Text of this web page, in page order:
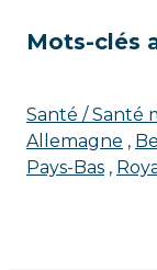
Mots-clés
Santé / Santé
Allemagne
Pays-Bas